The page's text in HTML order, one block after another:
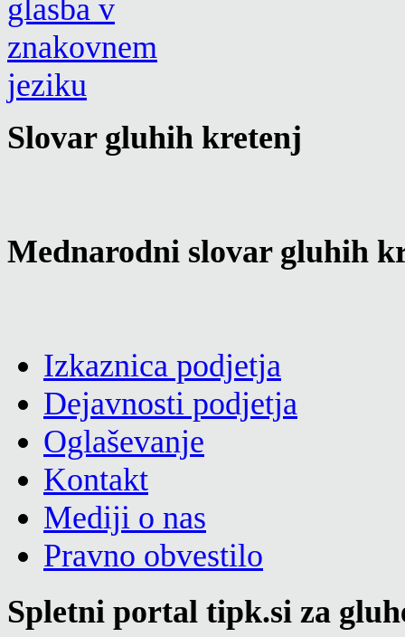
Slovar gluhih kretenj
Mednarodni slovar gluhih
Izkaznica podjetja
Dejavnosti podjetja
Oglaševanje
Kontakt
Mediji o nas
Pravno obvestilo
Spletni portal tipk.si za